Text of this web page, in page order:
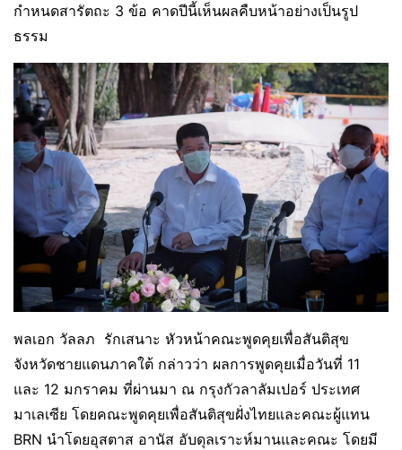
กำหนดสารัตถะ​ 3 ข้อ​ คาดปีนี้​เห็นผลคืบหน้าอย่างเป็นรูป
ธรรม​
พลเอก วัลลภ รักเสนาะ​ หัวหน้าคณะพูดคุยเพื่อสันติสุข
จังหวัดชายแดนภาคใต้​ กล่าวว่า ผลการพูดคุยเมื่อวันที่​ 11
และ​ 12 มกราคม​ ที่ผ่านมา​ ณ กรุงกัวลาลัมเปอร์ ประเทศ
มาเลเซีย โดยคณะพูดคุยเพื่อสันติสุขฝั่งไทย​และคณะผู้แทน
BRN นำโดยอุสตาส อานัส อับดุลเราะห์มาน​และคณะ​ โดยมี